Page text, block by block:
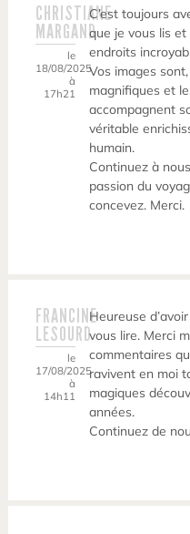
CHRISTIANE
MARGAND
le
18/08/2025
à
17h21
C’est toujours
que je vous lis
endroits
Vos images
magnifiques et
accompagnent
véritable
humain.
Continuez à
passion du
concevez. Merci.
FRANCINE
LESOURD
le
17/08/2025
à
14h11
Heureuse
vous lire. Merci
commentaires
ravivent en moi
magiques
années.
Continuez de